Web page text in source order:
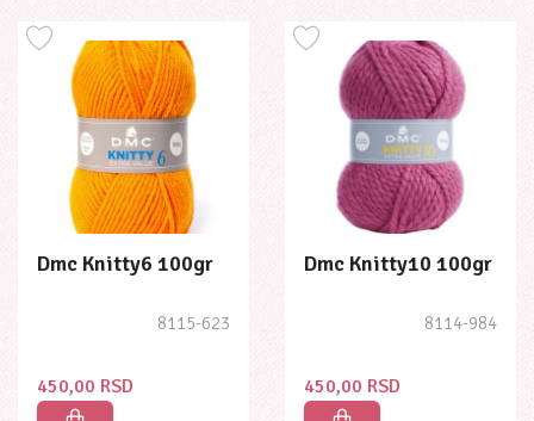
Dmc Knitty6 100gr
8115-623
450,00 RSD
Dmc Knitty10 100gr
8114-984
450,00 RSD